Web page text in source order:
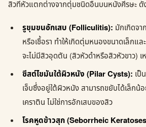
สิวที่หัวแตกต่างจากตุ่มชนิดอื่นบนหนังศีรษะ ดั
รูขุมขนอักเสบ (Folliculitis): มักเกิดจา
หรือเชื้อรา ทำให้เกิดตุ่มหนองขนาดเล็กแ
จะไม่มีสิวอุดตัน (สิวหัวดำหรือสิวหัวขาว)
ซีสต์ไขมันใต้ผิวหนัง (Pilar Cysts): เป็
เจ็บซึ่งอยู่ใต้ผิวหนัง สามารถขยับได้เล็กน้
เคราติน ไม่ใช่การอักเสบของสิว
โรคหูดข้าวสุก (Seborrheic